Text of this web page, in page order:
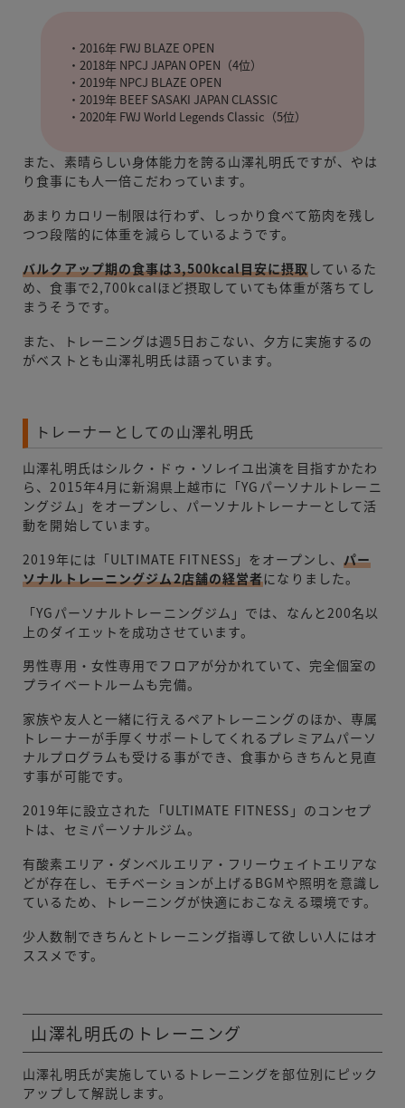
・2016年 FWJ BLAZE OPEN
・2018年 NPCJ JAPAN OPEN（4位）
・2019年 NPCJ BLAZE OPEN
・2019年 BEEF SASAKI JAPAN CLASSIC
・2020年 FWJ World Legends Classic（5位）
また、素晴らしい身体能力を誇る山澤礼明氏ですが、やは
り食事にも人一倍こだわっています。
あまりカロリー制限は行わず、しっかり食べて筋肉を残し
つつ段階的に体重を減らしているようです。
バルクアップ期の食事は3,500kcal目安に摂取しているた
め、食事で2,700kcalほど摂取していても体重が落ちてし
まうそうです。
また、トレーニングは週5日おこない、夕方に実施するの
がベストとも山澤礼明氏は語っています。
トレーナーとしての山澤礼明氏
山澤礼明氏はシルク・ドゥ・ソレイユ出演を目指すかたわ
ら、2015年4月に新潟県上越市に「YGパーソナルトレーニ
ングジム」をオープンし、パーソナルトレーナーとして活
動を開始しています。
2019年には「ULTIMATE FITNESS」をオープンし、パー
ソナルトレーニングジム2店舗の経営者になりました。
「YGパーソナルトレーニングジム」では、なんと200名以
上のダイエットを成功させています。
男性専用・女性専用でフロアが分かれていて、完全個室の
プライベートルームも完備。
家族や友人と一緒に行えるペアトレーニングのほか、専属
トレーナーが手厚くサポートしてくれるプレミアムパーソ
ナルプログラムも受ける事ができ、食事からきちんと見直
す事が可能です。
2019年に設立された「ULTIMATE FITNESS」のコンセプ
トは、セミパーソナルジム。
有酸素エリア・ダンベルエリア・フリーウェイトエリアな
どが存在し、モチベーションが上げるBGMや照明を意識し
ているため、トレーニングが快適におこなえる環境です。
少人数制できちんとトレーニング指導して欲しい人にはオ
ススメです。
山澤礼明氏のトレーニング
山澤礼明氏が実施しているトレーニングを部位別にピック
アップして解説します。